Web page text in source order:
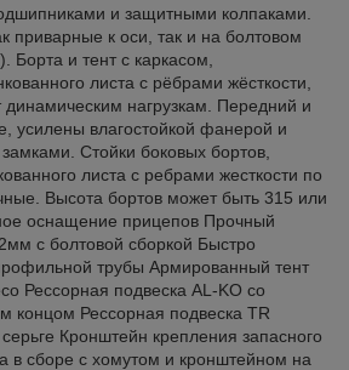
и защитными колпаками.
приварные к оси, так и на болтовом
и тент с каркасом,
листа с рёбрами жёсткости,
динамическим нагрузкам. Передний и
усилены влагостойкой фанерой и
Стойки боковых бортов,
листа с ребрами жесткости по
Высота бортов может быть 315 или
оснащение прицепов Прочный
с болтовой сборкой Быстро
трубы Армированный тент
Рессорная подвеска AL-KO со
Рессорная подвеска TR
Кронштейн крепления запасного
в сборе с хомутом и кронштейном на